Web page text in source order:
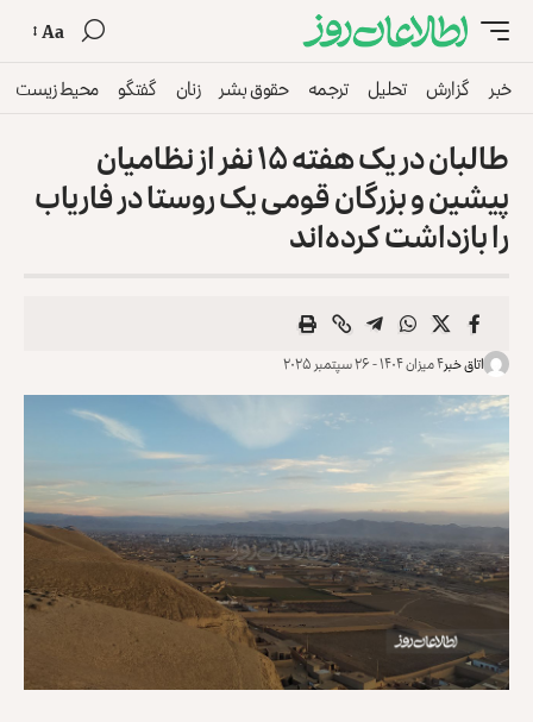
Aa
خبر گزارش تحلیل ترجمه حقوق بشر زنان گفتگو محیط زیست
طالبان در یک هفته ۱۵ نفر از نظامیان
پیشین و بزرگان قومی یک روستا در فاریاب
را بازداشت کرده‌اند
اتاق خبر۴ میزان ۱۴۰۴ - ۲۶ سپتمبر ۲۰۲۵